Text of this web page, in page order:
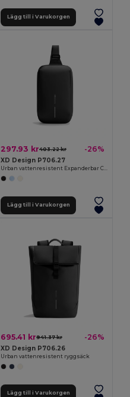
Lägg till i Varukorgen
297.93 kr403.22 kr -26%
XD Design P706.27
Lägg till i Varukorgen
695.41 kr941.37 kr -26%
XD Design P706.26
Urban vattenresistent ryggsäck
Lägg till i Varukorgen